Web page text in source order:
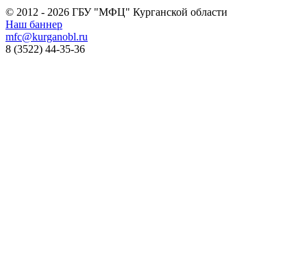
© 2012 - 2026 ГБУ "МФЦ" Курганской области
Наш баннер
mfc@kurganobl.ru
8 (3522) 44-35-36